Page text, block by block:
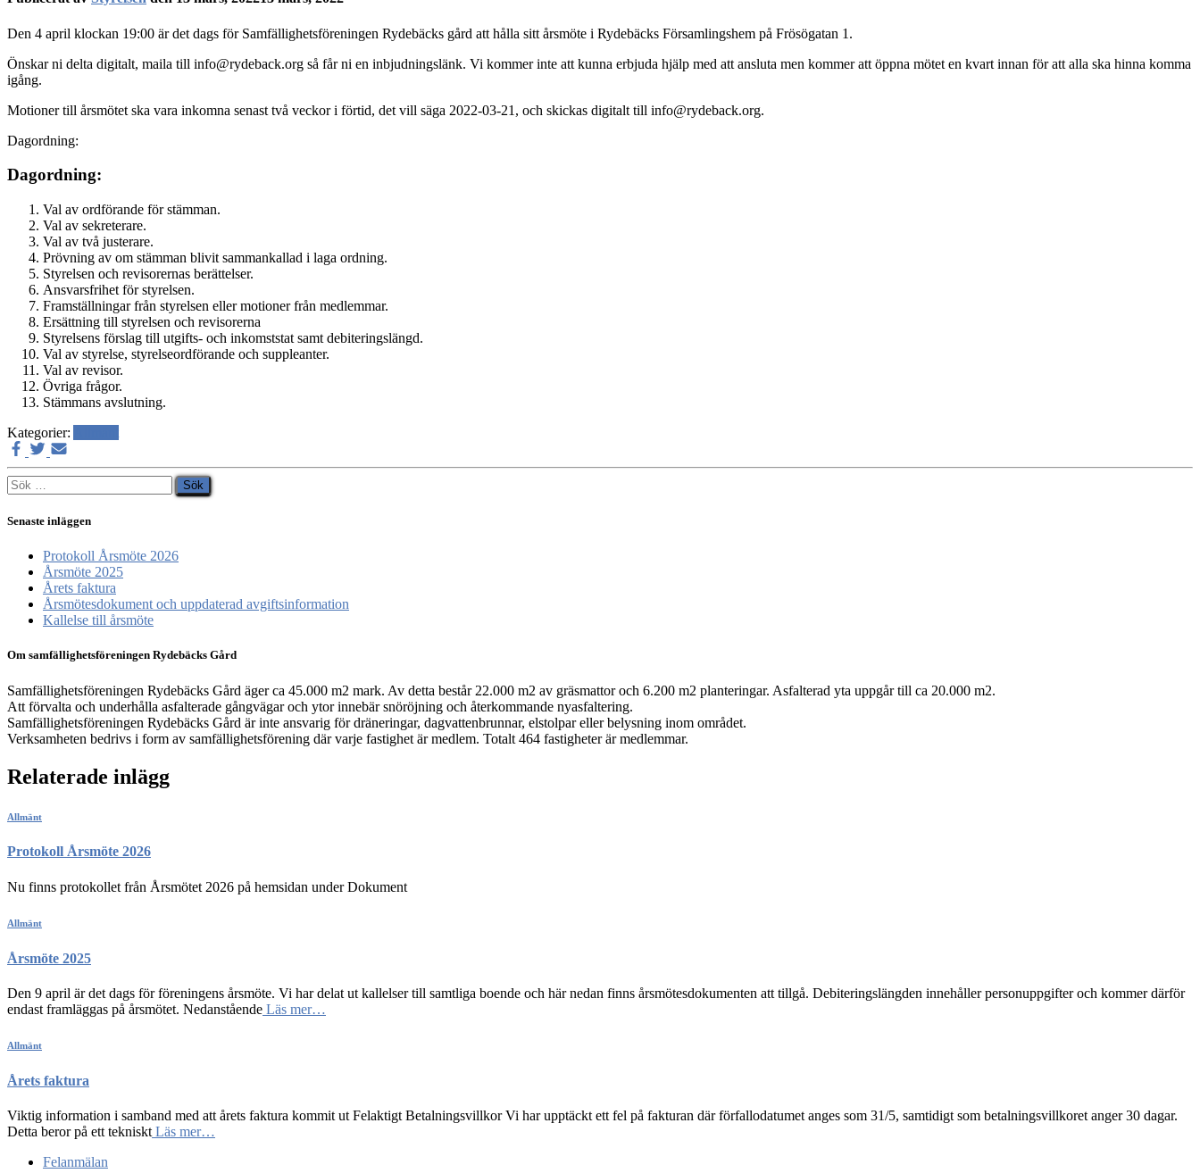
Den 4 april klockan 19:00 är det dags för Samfällighetsföreningen Rydebäcks gård att hålla sitt årsmöte i Rydebäcks Församlingshem på Frösögatan 1.
Önskar ni delta digitalt, maila till info@rydeback.org så får ni en inbjudningslänk. Vi kommer inte att kunna erbjuda hjälp med att ansluta men kommer att öppna mötet en kvart innan för att alla ska hinna komma
igång.
Motioner till årsmötet ska vara inkomna senast två veckor i förtid, det vill säga 2022-03-21, och skickas digitalt till info@rydeback.org.
Dagordning:
Dagordning:
Val av ordförande för stämman.
Val av sekreterare.
Val av två justerare.
Prövning av om stämman blivit sammankallad i laga ordning.
Styrelsen och revisorernas berättelser.
Ansvarsfrihet för styrelsen.
Framställningar från styrelsen eller motioner från medlemmar.
Ersättning till styrelsen och revisorerna
Styrelsens förslag till utgifts- och inkomststat samt debiteringslängd.
Val av styrelse, styrelseordförande och suppleanter.
Val av revisor.
Övriga frågor.
Stämmans avslutning.
Kategorier:
Sök
efter:
Senaste inläggen
Protokoll Årsmöte 2026
Årsmöte 2025
Årets faktura
Årsmötesdokument och uppdaterad avgiftsinformation
Kallelse till årsmöte
Om samfällighetsföreningen Rydebäcks Gård
Samfällighetsföreningen Rydebäcks Gård äger ca 45.000 m2 mark. Av detta består 22.000 m2 av gräsmattor och 6.200 m2 planteringar. Asfalterad yta uppgår till ca 20.000 m2.
Att förvalta och underhålla asfalterade gångvägar och ytor innebär snöröjning och återkommande nyasfaltering.
Samfällighetsföreningen Rydebäcks Gård är inte ansvarig för dräneringar, dagvattenbrunnar, elstolpar eller belysning inom området.
Verksamheten bedrivs i form av samfällighetsförening där varje fastighet är medlem. Totalt 464 fastigheter är medlemmar.
Relaterade inlägg
Allmänt
Protokoll Årsmöte 2026
Nu finns protokollet från Årsmötet 2026 på hemsidan under Dokument
Allmänt
Årsmöte 2025
Den 9 april är det dags för föreningens årsmöte. Vi har delat ut kallelser till samtliga boende och här nedan finns årsmötesdokumenten att tillgå. Debiteringslängden innehåller personuppgifter och kommer därför
endast framläggas på årsmötet. Nedanstående Läs mer…
Allmänt
Årets faktura
Viktig information i samband med att årets faktura kommit ut Felaktigt Betalningsvillkor Vi har upptäckt ett fel på fakturan där förfallodatumet anges som 31/5, samtidigt som betalningsvillkoret anger 30 dagar.
Detta beror på ett tekniskt Läs mer…
Felanmälan